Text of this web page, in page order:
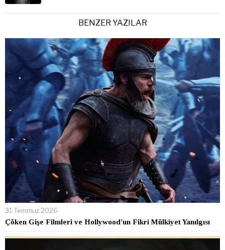
BENZER YAZILAR
31 Temmuz 2026
Çöken Gişe Filmleri ve Hollywood’un Fikri Mülkiyet Yanılgısı